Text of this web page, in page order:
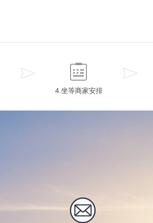
4.坐等商家安排